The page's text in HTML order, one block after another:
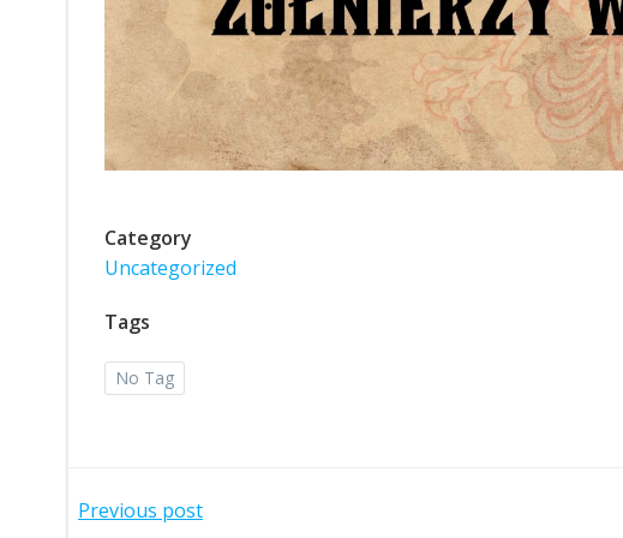
Category
Uncategorized
Tags
No Tag
Post
Previous post